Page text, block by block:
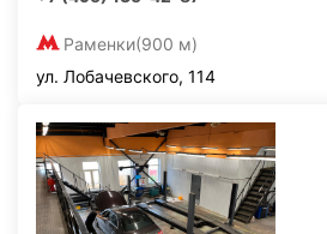
Раменки(900 м)
ул. Лобачевского, 114